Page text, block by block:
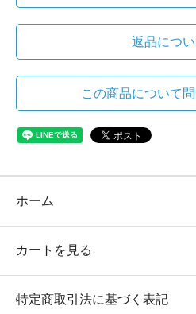
返品につ
この商品について
ホーム
カートを見る
特定商取引法に基づく表記